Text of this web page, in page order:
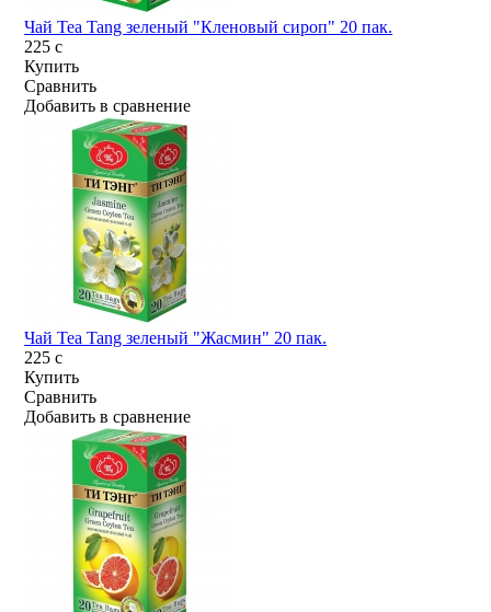
Чай Tea Tang зеленый "Кленовый сироп" 20 пак.
225c
Купить
Сравнить
Добавить в сравнение
Чай Tea Tang зеленый "Жасмин" 20 пак.
225c
Купить
Сравнить
Добавить в сравнение